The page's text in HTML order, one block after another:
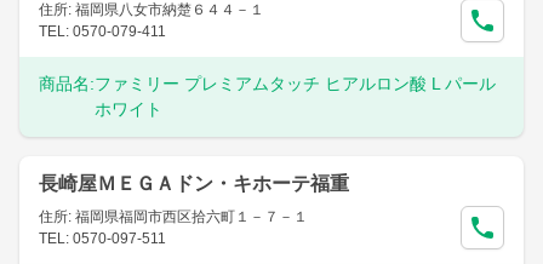
住所: 福岡県八女市納楚６４４－１
TEL: 0570-079-411
商品名:ファミリー プレミアムタッチ ヒアルロン酸 L パール
ホワイト
長崎屋ＭＥＧＡドン・キホーテ福重
住所: 福岡県福岡市西区拾六町１－７－１
TEL: 0570-097-511